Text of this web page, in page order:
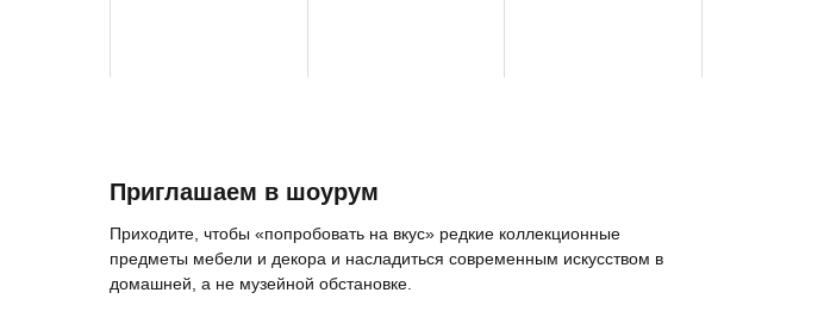
Приглашаем в шоурум
Приходите, чтобы «попробовать на вкус» редкие коллекционные
предметы мебели и декора и насладиться современным искусством в
домашней, а не музейной обстановке.